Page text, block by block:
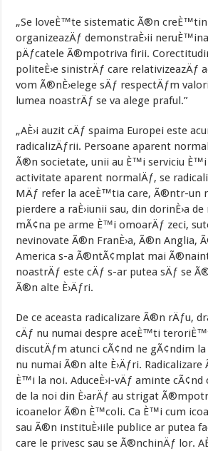
„Se loveÈ™te sistematic Ã®n
organizeazÄƒ demonstraÈ›ii
pÄƒcatele Ã®mpotriva firii.
politeÈ›e sinistrÄƒ care relativizeazÄƒ
vom Ã®nÈ›elege sÄƒ respectÄƒm
lumea noastrÄƒ se va alege praful.”
„AÈ›i auzit cÄƒ spaima Europei este
radicalizÄƒrii. Persoane aparent
Ã®n societate, unii au È™i serviciu È™i
activitate aparent normalÄƒ, se
MÄƒ refer la aceÈ™tia care, Ã®ntr-un
pierdere a raÈ›iunii sau, din dorinÈ›a
mÃ¢na pe arme È™i omoarÄƒ zeci,
nevinovate Ã®n FranÈ›a, Ã®n Anglia,
America s-a Ã®ntÃ¢mplat mai
noastrÄƒ este cÄƒ s-ar putea sÄƒ se
Ã®n alte È›Äƒri.
De ce aceasta radicalizare Ã®n rÄƒu,
cÄƒ nu numai despre aceÈ™ti
discutÄƒm atunci cÃ¢nd ne gÃ¢ndim
nu numai Ã®n alte È›Äƒri.
È™i la noi. AduceÈ›i-vÄƒ aminte
de la noi din È›arÄƒ au strigat
icoanelor Ã®n È™coli. Ca È™i cum
sau Ã®n instituÈ›iile publice ar putea
care le privesc sau se Ã®nchinÄƒ lor.